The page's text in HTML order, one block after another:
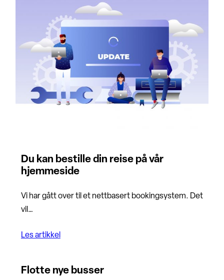
Du kan bestille din reise på vår
hjemmeside
Vi har gått over til et nettbasert bookingsystem. Det
vil…
Les artikkel
Flotte nye busser